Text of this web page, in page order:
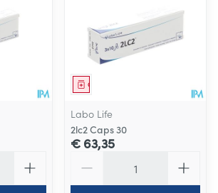
Geneesmiddel
Labo Life
2lc2 Caps 30
€ 63,35